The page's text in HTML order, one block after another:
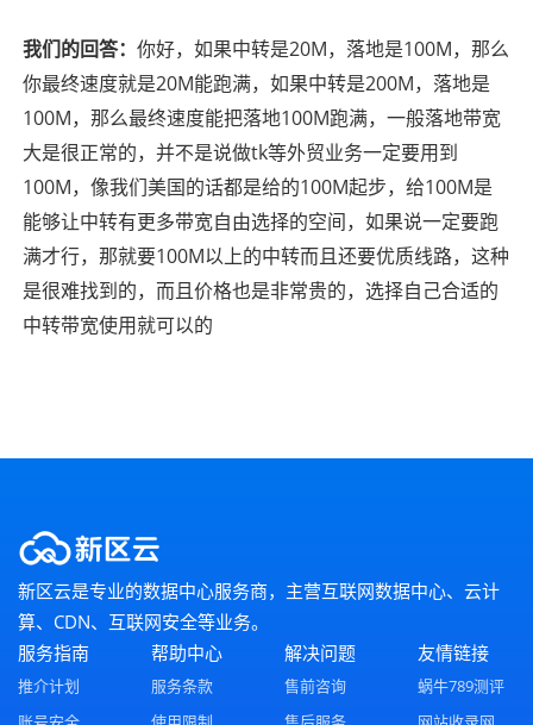
我们的回答： 你好，如果中转是20M，落地是100M，那么
你最终速度就是20M能跑满，如果中转是200M，落地是
100M，那么最终速度能把落地100M跑满，一般落地带宽
大是很正常的，并不是说做tk等外贸业务一定要用到
100M，像我们美国的话都是给的100M起步，给100M是
能够让中转有更多带宽自由选择的空间，如果说一定要跑
满才行，那就要100M以上的中转而且还要优质线路，这种
是很难找到的，而且价格也是非常贵的，选择自己合适的
中转带宽使用就可以的
新区云是专业的数据中心服务商，主营互联网数据中心、云计
算、CDN、互联网安全等业务。
服务指南
推介计划
帮助中心
服务条款
解决问题
售前咨询
友情链接
蜗牛789测评